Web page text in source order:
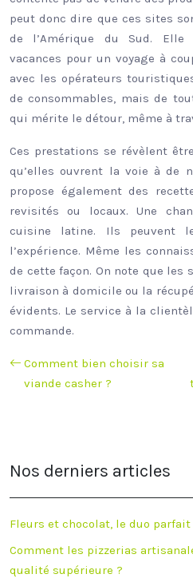
peut donc dire que ces sites
de l’Amérique du Sud.
vacances pour un voyage à
avec les opérateurs
de consommables, mais de
qui mérite le détour, même à
Ces prestations se révèlent
qu’elles ouvrent la voie à de
propose également des
revisités ou locaux. Une
cuisine latine. Ils peuvent
l’expérience. Même les
de cette façon. On note que les
livraison à domicile ou la
évidents. Le service à la
commande.
Comment bien choisir sa
viande casher ?
Nos derniers articles
Fleurs et chocolat, le duo parfait
Comment les pizzerias
qualité supérieure ?